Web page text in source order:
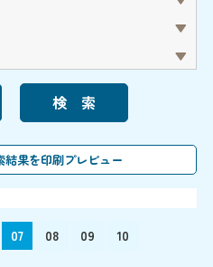
n
07 08 09 10